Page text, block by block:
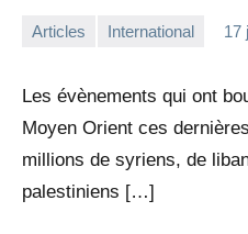
Articles International 17
Les évènements qui ont
Moyen Orient ces
millions de syriens, de
palestiniens […]